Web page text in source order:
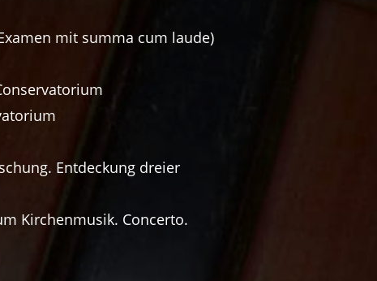
mit summa cum laude)
Entdeckung dreier
Kirchenmusik. Concerto.